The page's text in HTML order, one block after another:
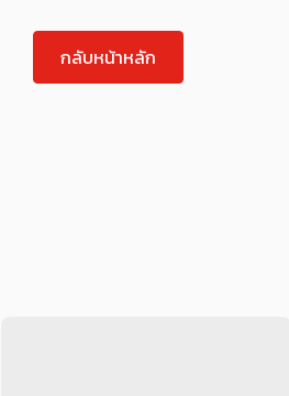
กลับหน้าหลัก